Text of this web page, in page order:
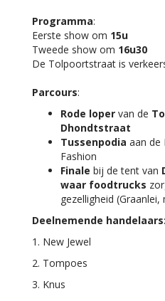
Programma:
Eerste show om 15u
Tweede show om 16u30
De Tolpoortstraat is
Parcours:
Rode loper van de
Dhondtstraat
Tussenpodia aan de
Fashion
Finale bij de tent van
waar foodtrucks
gezelligheid
Deelnemende handelaars:
1. New Jewel
2. Tompoes
3. Knus